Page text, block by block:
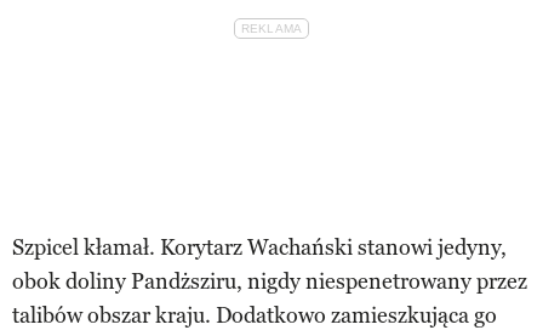
Szpicel kłamał. Korytarz Wachański stanowi jedyny,
obok doliny Pandższiru, nigdy niespenetrowany przez
talibów obszar kraju. Dodatkowo zamieszkująca go